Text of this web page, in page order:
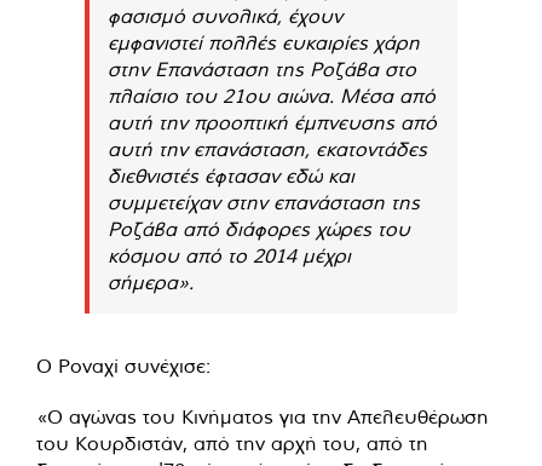
φασισμό συνολικά, έχουν
εμφανιστεί πολλές ευκαιρίες χάρη
στην Επανάσταση της Ροζάβα στο
πλαίσιο του 21ου αιώνα. Μέσα από
αυτή την προοπτική έμπνευσης από
αυτή την επανάσταση, εκατοντάδες
διεθνιστές έφτασαν εδώ και
συμμετείχαν στην επανάσταση της
Ροζάβα από διάφορες χώρες του
κόσμου από το 2014 μέχρι
σήμερα».
Ο Ροναχί συνέχισε:
«Ο αγώνας του Κινήματος για την Απελευθέρωση
του Κουρδιστάν, από την αρχή του, από τη